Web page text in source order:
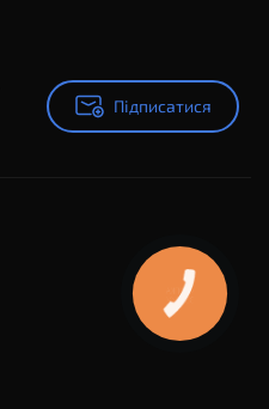
Підписатися
Підписатися